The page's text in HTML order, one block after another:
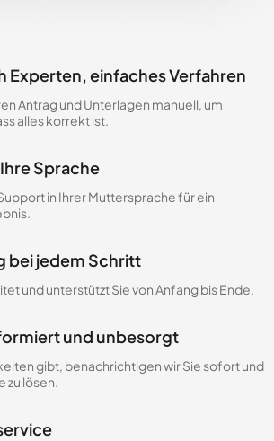
Experten, einfaches Verfahren
Antrag und Unterlagen manuell, um
alles korrekt ist.
Sprache
in Ihrer Muttersprache für ein
bei jedem Schritt
und unterstützt Sie von Anfang bis Ende.
und unbesorgt
gibt, benachrichtigen wir Sie sofort und
zu lösen.